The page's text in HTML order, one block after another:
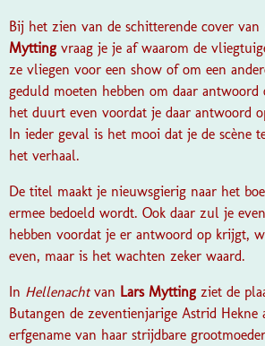
Bij het zien van de schitterende cover van
Mytting vraag je je af waarom de
ze vliegen voor een show of om een
geduld moeten hebben om daar
het duurt even voordat je daar antwoord
In ieder geval is het mooi dat je de scène
het verhaal.
De titel maakt je nieuwsgierig naar het
ermee bedoeld wordt. Ook daar zul je
hebben voordat je er antwoord op krijgt,
even, maar is het wachten zeker waard.
In Hellenacht van Lars Mytting ziet de
Butangen de zeventienjarige Astrid Hekne
erfgename van haar strijdbare